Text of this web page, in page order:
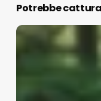
Potrebbe